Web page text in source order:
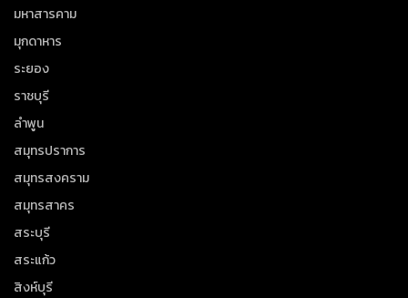
มหาสารคาม
มุกดาหาร
ระยอง
ราชบุรี
ลำพูน
สมุทรปราการ
สมุทรสงคราม
สมุทรสาคร
สระบุรี
สระแก้ว
สิงห์บุรี